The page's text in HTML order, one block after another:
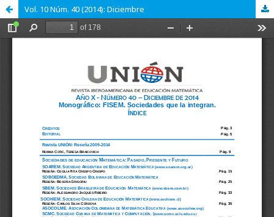
Vol. 10 Núm. 40 (2014): Diciembre